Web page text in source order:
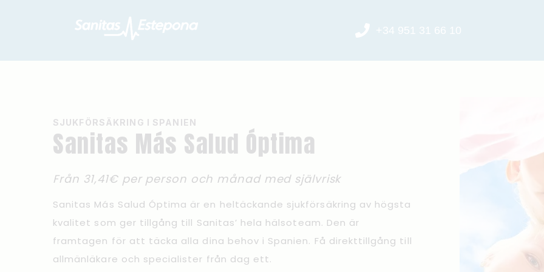
+34 951 31 66 10
SJUKFÖRSÄKRING I SPANIEN
Sanitas Más Salud Óptima
Från 31,41€ per person och månad med självrisk
Sanitas Más Salud Óptima är en heltäckande sjukförsäkring av högsta
kvalitet som ger tillgång till Sanitas’ hela hälsoteam. Den är
framtagen för att täcka alla dina behov i Spanien. Få direkttillgång till
allmänläkare och specialister från dag ett.